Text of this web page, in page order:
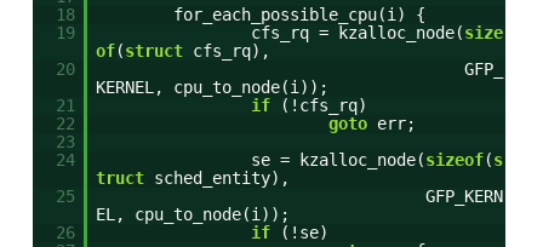
18
for_each_possible_cpu(i) {
19
cfs_rq = kzalloc_node(size
of(struct cfs_rq),
20
GFP_
KERNEL, cpu_to_node(i));
21
if
(!cfs_rq)
22
goto err;
23
24
se = kzalloc_node(sizeof(s
truct sched_entity),
25
GFP_KERN
EL, cpu_to_node(i));
26
if
(!se)